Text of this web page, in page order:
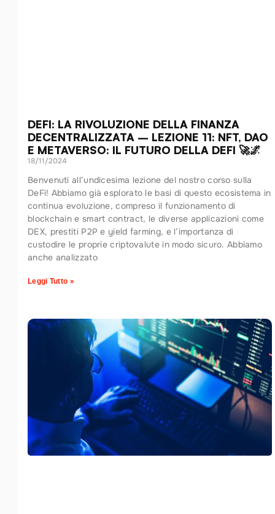
DEFI: LA RIVOLUZIONE DELLA FINANZA
DECENTRALIZZATA – LEZIONE 11: NFT, DAO
E METAVERSO: IL FUTURO DELLA DEFI 🚀🌌
18/11/2024
Benvenuti all’undicesima lezione del nostro corso sulla
DeFi! Abbiamo già esplorato le basi di questo ecosistema in
continua evoluzione, compreso il funzionamento di
blockchain e smart contract, le diverse applicazioni come
DEX, prestiti P2P e yield farming, e l’importanza di
custodire le proprie criptovalute in modo sicuro. Abbiamo
anche analizzato
Leggi Tutto »